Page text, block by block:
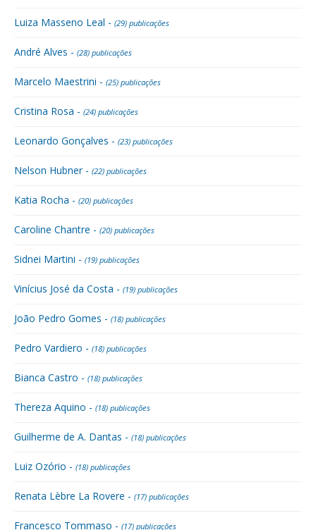
Luiza Masseno Leal - (29) publicações
André Alves - (28) publicações
Marcelo Maestrini - (25) publicações
Cristina Rosa - (24) publicações
Leonardo Gonçalves - (23) publicações
Nelson Hubner - (22) publicações
Katia Rocha - (20) publicações
Caroline Chantre - (20) publicações
Sidnei Martini - (19) publicações
Vinícius José da Costa - (19) publicações
João Pedro Gomes - (18) publicações
Pedro Vardiero - (18) publicações
Bianca Castro - (18) publicações
Thereza Aquino - (18) publicações
Guilherme de A. Dantas - (18) publicações
Luiz Ozório - (18) publicações
Renata Lèbre La Rovere - (17) publicações
Francesco Tommaso - (17) publicações